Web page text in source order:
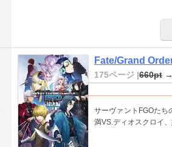
Fate/Grand
175ページ |660pt →
サーヴァントFGOたち
満VS.ディオスクロイ